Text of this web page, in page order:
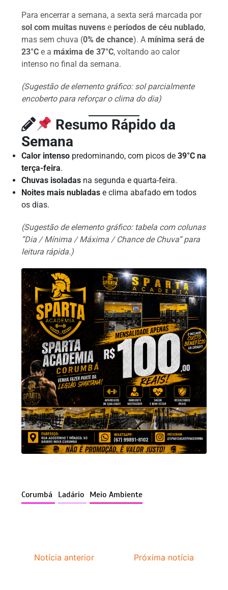
Para encerrar a semana, a sexta será marcada por
sol com muitas nuvens e períodos de céu nublado,
mas sem chuva (0% de chance). A mínima será de
23°C e a máxima de 37°C, voltando ao calor
intenso no final da semana.
(Sugestão de elemento gráfico: sol parcialmente
encoberto para reforçar o clima do dia)
Resumo Rápido da
Semana
Calor intenso predominando, com picos de39°C na
terça-feira.
Chuvas isoladas na segunda e quarta-feira.
Noites mais nubladas e clima abafado em todos
os dias.
(Sugestão de elemento gráfico: tabela com colunas
“Dia / Mínima / Máxima / Chance de Chuva” para
leitura rápida.)
Corumbá Ladário Meio Ambiente
Notícia anterior Próxima notícia